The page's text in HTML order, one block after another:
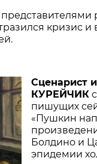
кризис
Сценарист
КУРЕЙЧИК
пишущих
«Пушкин
Болдино и
эпидемии